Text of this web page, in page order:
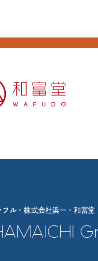
フル・株式会社浜一・和富堂